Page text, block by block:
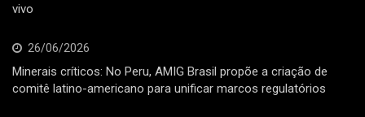
vivo
26/06/2026
Minerais críticos: No Peru, AMIG Brasil propõe a criação de
comitê latino-americano para unificar marcos regulatórios